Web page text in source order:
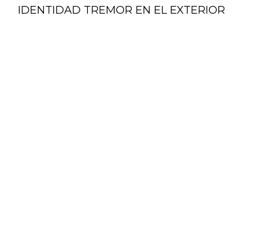
IDENTIDAD TREMOR EN EL EXTERIOR